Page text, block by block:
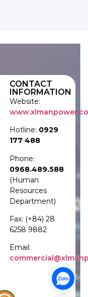
CONTACT
INFORMATION
Website:
Hotline: 0929
177 488
Phone:
0968.489.588
(Human
Resources
Department)
Fax: (+84) 28
6258 9882
Email: